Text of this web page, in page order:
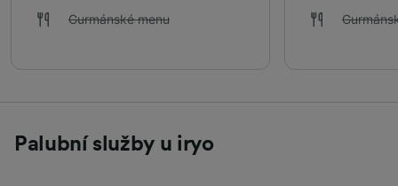
Gurmánské menu
Palubní služby u iryo